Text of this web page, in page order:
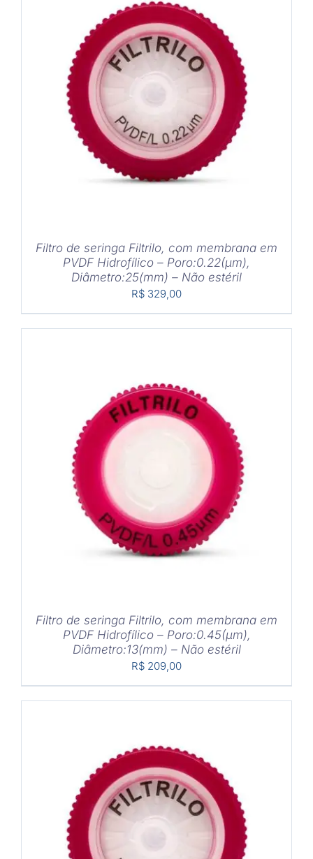
COMPRAR
Filtro de seringa Filtrilo, com membrana em
PVDF Hidrofílico – Poro:0.22(μm),
Diâmetro:25(mm) – Não estéril
R$ 329,00
COMPRAR DETALHES
Filtro de seringa Filtrilo, com membrana em
PVDF Hidrofílico – Poro:0.45(μm),
Diâmetro:13(mm) – Não estéril
R$ 209,00
COMPRAR